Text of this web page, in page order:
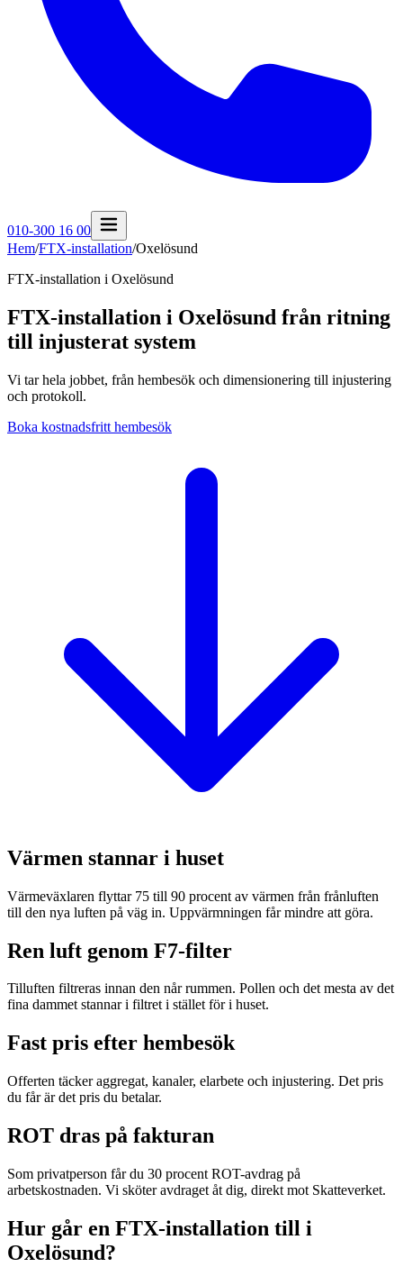
010-300 16 00
Hem/FTX-installation/Oxelösund
FTX-installation i Oxelösund
FTX-installation i Oxelösund från ritning
till injusterat system
Vi tar hela jobbet, från hembesök och dimensionering till injustering
och protokoll.
Boka kostnadsfritt hembesök
Värmen stannar i huset
Värmeväxlaren flyttar 75 till 90 procent av värmen från frånluften
till den nya luften på väg in. Uppvärmningen får mindre att göra.
Ren luft genom F7-filter
Tilluften filtreras innan den når rummen. Pollen och det mesta av det
fina dammet stannar i filtret i stället för i huset.
Fast pris efter hembesök
Offerten täcker aggregat, kanaler, elarbete och injustering. Det pris
du får är det pris du betalar.
ROT dras på fakturan
Som privatperson får du 30 procent ROT-avdrag på
arbetskostnaden. Vi sköter avdraget åt dig, direkt mot Skatteverket.
Hur går en FTX-installation till i
Oxelösund?